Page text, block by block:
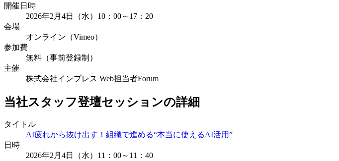
開催日時
2026年2月4日（水）10：00～17：20
会場
オンライン（Vimeo）
参加費
無料（事前登録制）
主催
株式会社インプレス Web担当者Forum
当社スタッフ登壇セッションの詳細
タイトル
AI疲れから抜け出す！組織で進める“本当に使えるAI活用”
日時
2026年2月4日（水）11：00～11：40